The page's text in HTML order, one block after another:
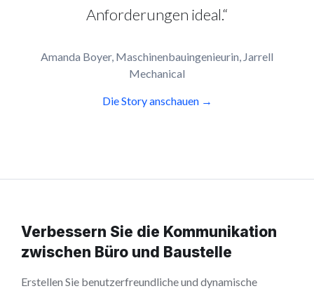
Anforderungen ideal.“
Amanda Boyer, Maschinenbauingenieurin, Jarrell
Mechanical
Die Story anschauen →
Verbessern Sie die Kommunikation
zwischen Büro und Baustelle
Erstellen Sie benutzerfreundliche und dynamische